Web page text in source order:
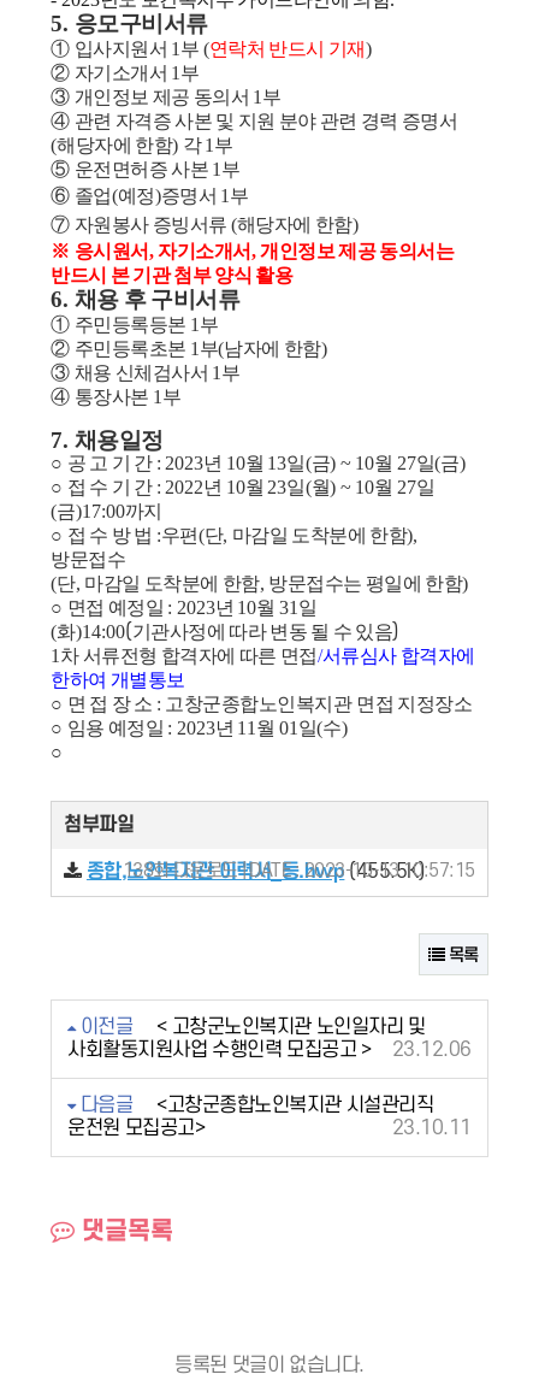
5. 응모구비서류
① 입사지원서 1 부 (연락처 반드시 기재)
② 자기소개서 1 부
③ 개인정보 제공 동의서 1 부
④ 관련 자격증 사본 및 지원 분야 관련 경력 증명서
(해당자에 한함) 각1 부
⑤ 운전면허증 사본 1 부
⑥ 졸업(예정)증명서 1 부
⑦ 자원봉사 증빙서류 (해당자에 한함)
※ 응시원서,자기소개서,개인정보 제공 동의서는
반드시 본 기관 첨부 양식 활용
6. 채용 후 구비서류
① 주민등록등본 1 부
② 주민등록초본 1 부(남자에 한함)
③ 채용 신체검사서 1 부
④ 통장사본 1 부
7. 채용일정
○ 공 고 기 간 : 2023년 10월 13일(금) ~ 10월 27일(금)
○ 접 수 기 간 : 2022년 10월 23일(월) ~ 10월 27일
(금)17:00까지
○ 접 수 방 법 :우편(단, 마감일 도착분에 한함),
방문접수
(단, 마감일 도착분에 한함, 방문접수는 평일에 한함)
○ 면접 예정일 : 2023년 10월 31 일
(화)14:00(기관사정에 따라 변동 될 수 있음)
1 차 서류전형 합격자에 따른 면접/서류심사 합격자에
한하여 개별통보
○ 면 접 장 소 : 고창군종합노인복지관 면접 지정장소
○ 임용 예정일 : 2023년 11 월 01 일(수)
○
첨부파일
종합,노인복지관 이력서_등.hwp(455.5K)
138회 다운로드 | DATE : 2023-10-13 10:57:15
목록
이전글
< 고창군노인복지관 노인일자리 및
사회활동지원사업 수행인력 모집공고 >
23.12.06
다음글
<고창군종합노인복지관 시설관리직
운전원 모집공고>
23.10.11
댓글목록
등록된 댓글이 없습니다.